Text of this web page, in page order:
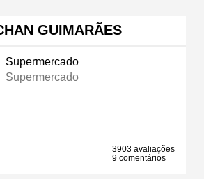
GUIMARÃES
Supermercado
Supermercado
3903 avaliações
9 comentários